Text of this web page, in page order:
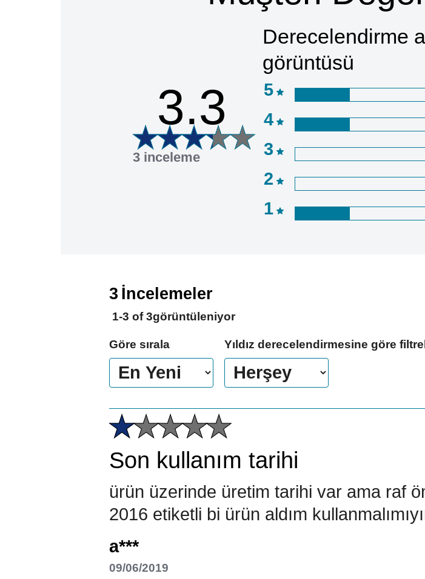
3.3
3 inceleme
Derecelendirme
görüntüsü
5
4
3
2
1
3 İncelemeler
1-3 of3görüntüleniyor
Göre sırala Yıldız derecelendirmesine göre
Son kullanım tarihi
ürün üzerinde üretim tarihi var ama raf
2016 etiketli bi ürün aldım
a***
09/06/2019